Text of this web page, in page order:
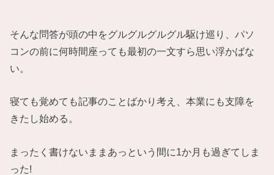
そんな問答が頭の中をグルグルグルグル駆け巡り、パソ
コンの前に何時間座っても最初の一文すら思い浮かばな
い。
寝ても覚めても記事のことばかり考え、本業にも支障を
きたし始める。
まったく書けないままあっという間に1か月も過ぎてしま
った!